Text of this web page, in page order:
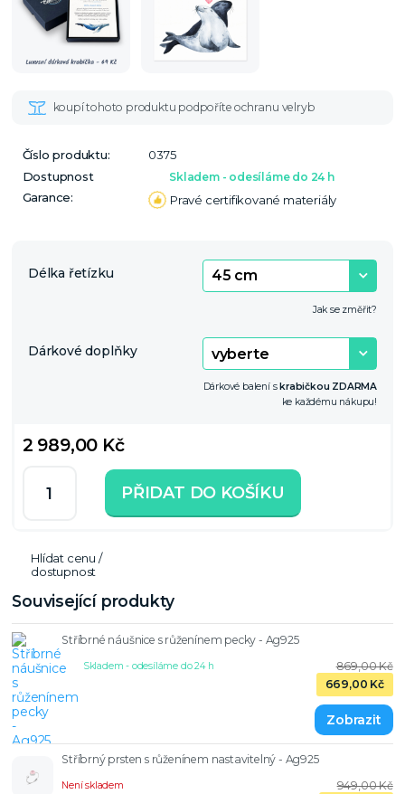
Číslo produktu:
0375
Dostupnost
Skladem - odesíláme do 24 h
Garance: Pravé certifikované materiály
Délka řetízku
Jak se změřit?
Dárkové doplňky
Dárkové balení skrabičkou ZDARMA
ke každému nákupu!
2 989,00 Kč
PŘIDAT DO KOŠÍKU
Hlídat cenu /
dostupnost
Související produkty
Stříbrné náušnice s růženínem pecky - Ag925
869,00 Kč
669,00 Kč
Skladem - odesíláme do 24 h
Stříbrný prsten s růženínem nastavitelný - Ag925
949,00 Kč
Není skladem